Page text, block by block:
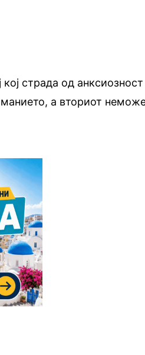
страда од
а вториот